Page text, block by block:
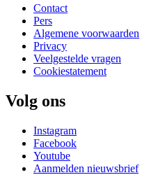
Contact
Pers
Algemene voorwaarden
Privacy
Veelgestelde vragen
Cookiestatement
Volg ons
Instagram
Facebook
Youtube
Aanmelden nieuwsbrief